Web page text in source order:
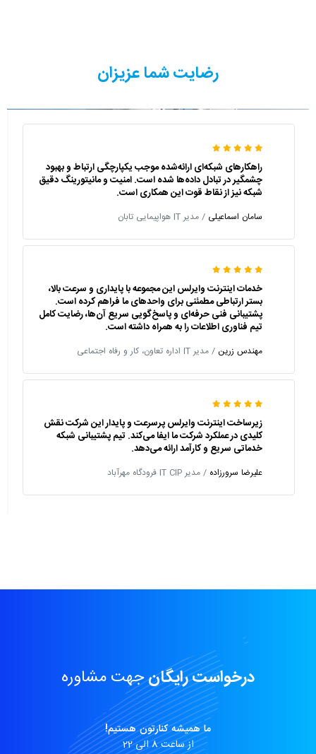
رضایت شما عزیزان
راهکارهای شبکه‌ای ارائه‌شده موجب یکپارچگی ارتباط و بهبود
چشمگیر در تبادل داده‌ها شده است. امنیت و مانیتورینگ دقیق
شبکه نیز از نقاط قوت این همکاری است.
سامان اسماعیلی / مدیر IT هواپیمایی تابان
خدمات اینترنت وایرلس این مجموعه با پایداری و سرعت بالا،
بستر ارتباطی مطمئنی برای واحدهای ما فراهم کرده است.
پشتیبانی فنی حرفه‌ای و پاسخ‌گویی سریع آن‌ها، رضایت کامل
تیم فناوری اطلاعات را به همراه داشته است.
مهندس زرین / مدیر IT اداره تعاون، کار و رفاه اجتماعی
زیرساخت اینترنت وایرلس پرسرعت و پایدار این شرکت نقش
کلیدی در عملکرد شرکت ما ایفا می‌کند. تیم پشتیبانی شبکه
خدماتی سریع و کارآمد ارائه می‌دهد.
علیرضا سرورزاده / مدیر IT CIP فرودگاه مهرآباد
درخواست رایگانجهت مشاوره
ما همیشه کنارتون هستیم!
از ساعت 8 الی 22